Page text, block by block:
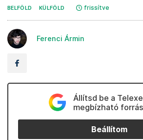
BELFÖLD KÜLFÖLD frissítve
Ferenci Ármin
Állítsd be a
megbízható
Beállítom